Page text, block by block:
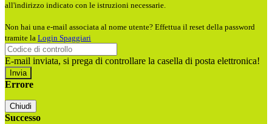
all'indirizzo indicato con le istruzioni necessarie.
Non hai una e-mail associata al nome utente? Effettua il reset della password
tramite la Login Spaggiari
E-mail inviata, si prega di controllare la casella di posta elettronica!
Errore
Chiudi
Successo